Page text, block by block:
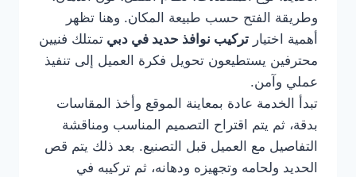
وطريقة الفتح حسب طبيعة المكان. وهنا تظهر
أهمية اختيار تركيب نوافذ حديد في دبي تمتلك فنيين
محترفين يستطيعون تحويل فكرة العميل إلى تنفيذ
عملي وآمن.
تبدأ الخدمة عادة بمعاينة الموقع وأخذ المقاسات
بدقة، ثم يتم اقتراح التصميم المناسب ومناقشة
التفاصيل مع العميل قبل التصنيع. بعد ذلك يتم قص
الحديد ولحامه وتجهيزه ودهانه، ثم تركيبه في